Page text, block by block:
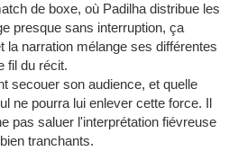
de boxe, où Padilha distribue les
presque sans interruption, ça
la narration mélange ses différentes
fil du récit.
secouer son audience, et quelle
ne pourra lui enlever cette force. Il
pas saluer l'interprétation fiévreuse
tranchants.